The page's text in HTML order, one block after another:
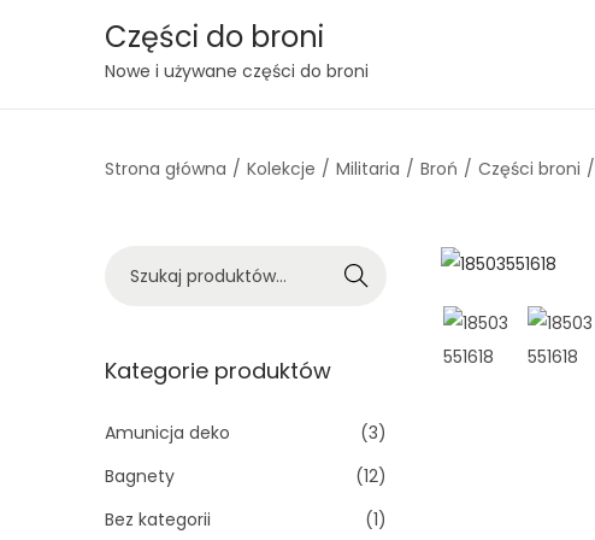
S
p
i
a
t
i
S
p
t
n
t
Części do broni
Nowe i używane części do broni
Strona główna / Kolekcje / Militaria / Broń / Części broni /
k
j
:
Szukaj
Kategorie produktów
Amunicja deko
(3)
Bagnety
(12)
Bez kategorii
(1)